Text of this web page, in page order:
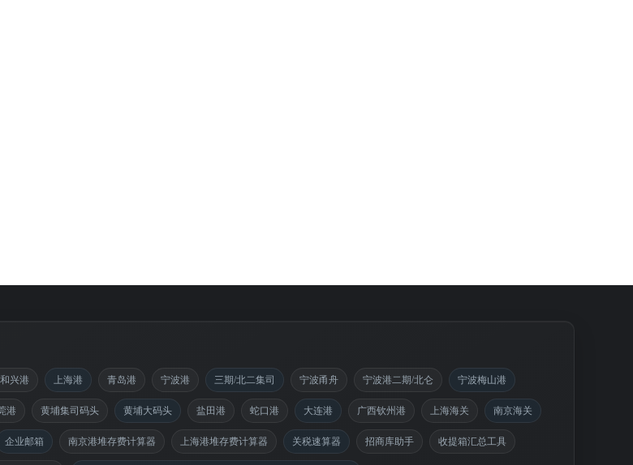
兴港 上海港 青岛港 宁波港 三期/北二集司 宁波甬舟 宁波港二期/北仑 宁波梅山港
港 黄埔集司码头 黄埔大码头 盐田港 蛇口港 大连港 广西钦州港 上海海关 南京海关
企业邮箱 南京港堆存费计算器 上海港堆存费计算器 关税速算器 招商库助手 收提箱汇总工具